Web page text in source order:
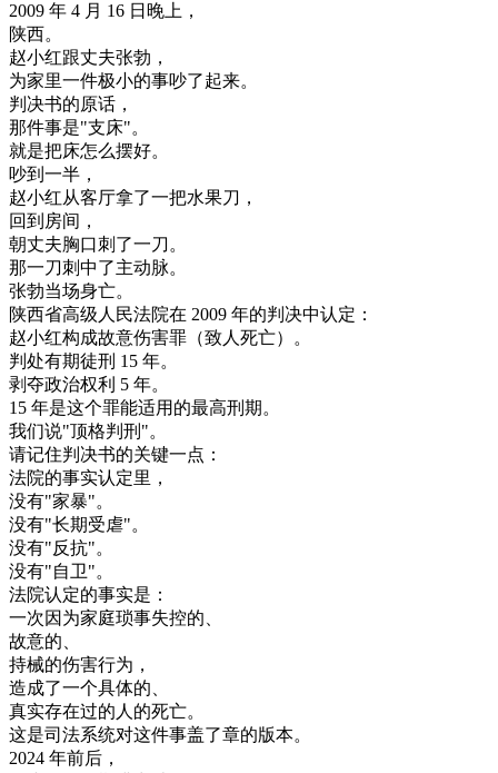
2009 年 4 月 16 日 晚上 ，
陕西。
赵小红跟丈夫张勃 ，
为家里一件极小的事吵了起来。
判决书的原话 ，
那件事是"支床"。
就是把床怎么摆好。
吵到 一半 ，
赵小红从客厅拿了一把水果刀 ，
回到 房间 ，
朝丈夫胸口刺 了一刀。
那一刀刺中了主动脉。
张勃当场身亡。
陕西省高级人民法院在 2009 年的判决中认定 ：
赵小红构成故意伤害罪 （致人死亡） 。
判处有期徒刑 15 年。
剥夺政治权利 5 年。
15 年是这个罪能适用 的最高刑期。
我们说"顶格判刑 "。
请记住判决书的关键一点 ：
法院的事实认定里 ，
没有"家暴"。
没有"长期受虐"。
没有"反抗"。
没有"自卫"。
法院认定的事实是 ：
一次因为家庭琐事失控的、
故意的、
持械的伤害行为 ，
造成了一个具体的、
真实存在过的人的死亡。
这是司法系统对这件事盖了章的版本。
2024 年前后 ，